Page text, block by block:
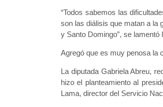
“Todos sabemos las
son las diálisis que matan a la
y Santo Domingo”, se lamentó
Agregó que es muy penosa la
La diputada Gabriela Abreu,
hizo el planteamiento al
Lama, director del Servicio